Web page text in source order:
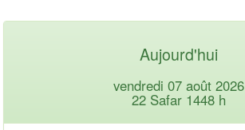
Aujourd'hui
vendredi 07 août 2026
22 Safar 1448 h